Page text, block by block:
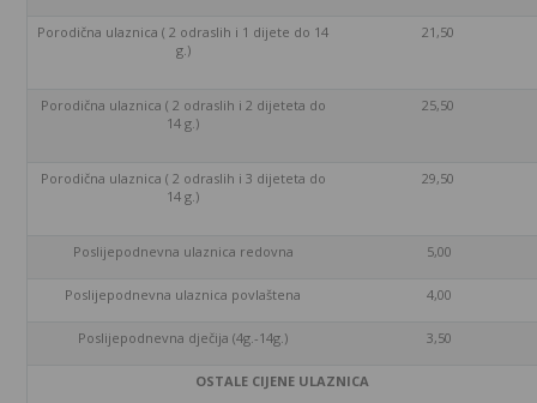
Porodična ulaznica ( 2 odraslih i 1 dijete do 14
g.)
21,50
Porodična ulaznica ( 2 odraslih i 2 dijeteta do
14 g.)
25,50
Porodična ulaznica ( 2 odraslih i 3 dijeteta do
14 g.)
29,50
Poslijepodnevna ulaznica redovna 5,00
Poslijepodnevna ulaznica povlaštena 4,00
Poslijepodnevna dječija (4g.-14g.) 3,50
OSTALE CIJENE ULAZNICA